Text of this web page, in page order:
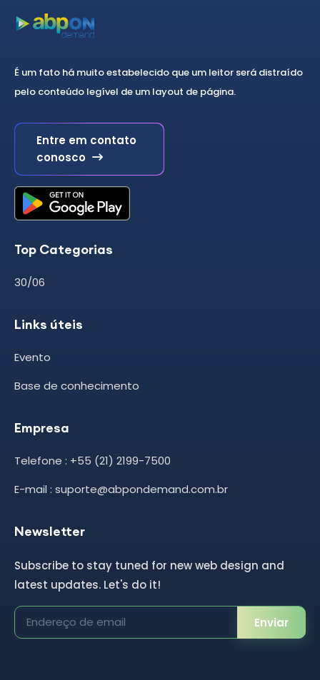
É um fato há muito estabelecido que um leitor será distraído
pelo conteúdo legível de um layout de página.
Entre em contato
conosco
Top Categorias
30/06
Links úteis
Evento
Base de conhecimento
Empresa
Telefone : +55 (21) 2199-7500
E-mail : suporte@abpondemand.com.br
Newsletter
Subscribe to stay tuned for new web design and
latest updates. Let's do it!
Enviar